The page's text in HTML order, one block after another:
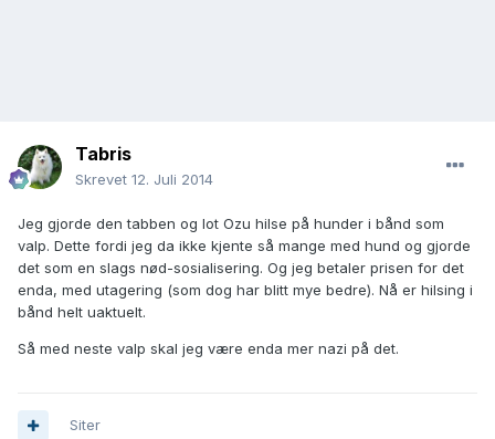
Tabris
Skrevet 12. Juli 2014
Jeg gjorde den tabben og lot Ozu hilse på hunder i bånd som
valp. Dette fordi jeg da ikke kjente så mange med hund og gjorde
det som en slags nød-sosialisering. Og jeg betaler prisen for det
enda, med utagering (som dog har blitt mye bedre). Nå er hilsing i
bånd helt uaktuelt.
Så med neste valp skal jeg være enda mer nazi på det.
Siter